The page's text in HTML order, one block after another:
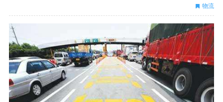
物流